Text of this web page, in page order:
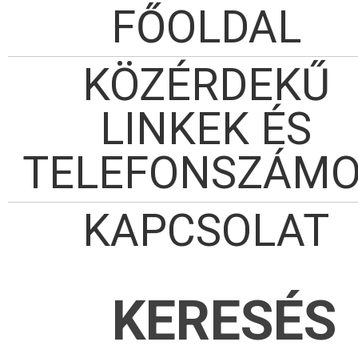
FŐOLDAL
KÖZÉRDEKŰ
LINKEK ÉS
KAPCSOLAT
KERESÉS